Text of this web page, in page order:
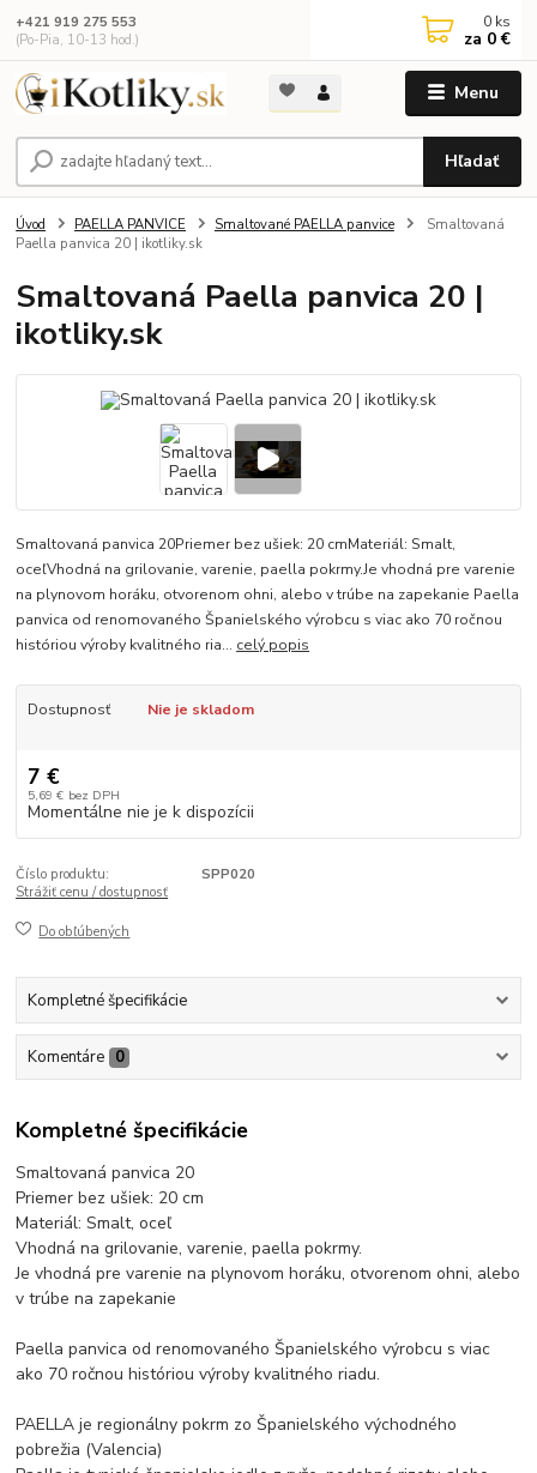
Menu
Hľadať
+421 919 275 553
(Po-Pia, 10-13 hod.)
0 ks
za 0 €
Úvod PAELLA PANVICE Smaltované PAELLA panvice
Smaltovaná
Paella panvica 20 | ikotliky.sk
Smaltovaná Paella panvica 20 |
ikotliky.sk
Smaltovaná panvica 20Priemer bez ušiek: 20 cmMateriál: Smalt,
oceľVhodná na grilovanie, varenie, paella pokrmy.Je vhodná pre varenie
na plynovom horáku, otvorenom ohni, alebo v trúbe na zapekanie Paella
panvica od renomovaného Španielského výrobcu s viac ako 70 ročnou
históriou výroby kvalitného ria... celý popis
Dostupnosť Nie je skladom
7 €
5,69 € bez DPH
Momentálne nie je k dispozícii
Číslo produktu:
SPP020
Strážiť cenu / dostupnosť
Do obľúbených
Kompletné špecifikácie
Komentáre 0
Kompletné špecifikácie
Smaltovaná panvica 20
Priemer bez ušiek: 20 cm
Materiál: Smalt, oceľ
Vhodná na grilovanie, varenie, paella pokrmy.
Je vhodná pre varenie na plynovom horáku, otvorenom ohni, alebo
v trúbe na zapekanie
Paella panvica od renomovaného Španielského výrobcu s viac
ako 70 ročnou históriou výroby kvalitného riadu.
PAELLA je regionálny pokrm zo Španielského východného
pobrežia (Valencia)